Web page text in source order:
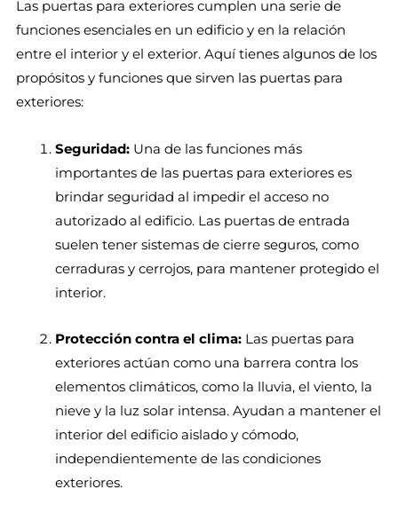
Las puertas para exteriores cumplen una serie de
funciones esenciales en un edificio y en la relación
entre el interior y el exterior. Aquí tienes algunos de los
propósitos y funciones que sirven las puertas para
exteriores:
Seguridad:Una de las funciones más
importantes de las puertas para exteriores es
brindar seguridad al impedir el acceso no
autorizado al edificio. Las puertas de entrada
suelen tener sistemas de cierre seguros, como
cerraduras y cerrojos, para mantener protegido el
interior.
Protección contra el clima:Las puertas para
exteriores actúan como una barrera contra los
elementos climáticos, como la lluvia, el viento, la
nieve y la luz solar intensa. Ayudan a mantener el
interior del edificio aislado y cómodo,
independientemente de las condiciones
exteriores.